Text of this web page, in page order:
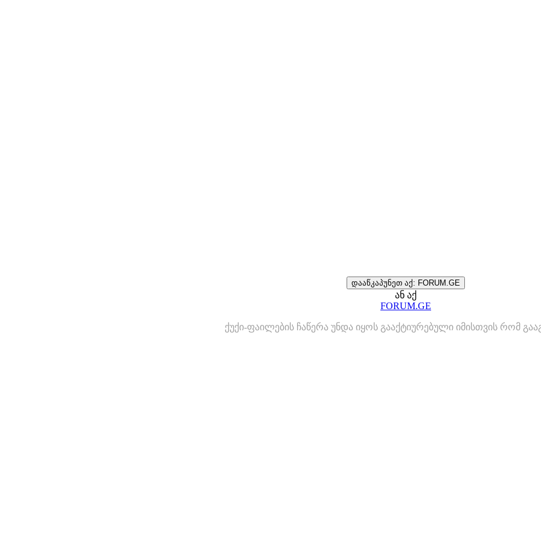
დააწკაპუნეთ აქ: FORUM.GE
ან აქ
FORUM.GE
ქუქი-ფაილების ჩაწერა უნდა იყოს გააქტიურებული იმისთვის რომ